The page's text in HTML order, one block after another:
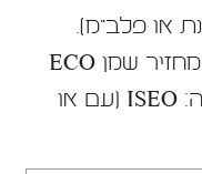
או פלב"מ).
מנעול ISEO (מבוקר או מכני). מחזיר שמן ECO
או ABLOY. ידיות וידיות בהלה: ISEO (עם או